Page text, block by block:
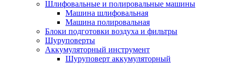
Шлифовальные и полировальные машины
Машина шлифовальная
Машина полировальная
Блоки подготовки воздуха и фильтры
Шуруповерты
Аккумуляторный инструмент
Шуруповерт аккумуляторный